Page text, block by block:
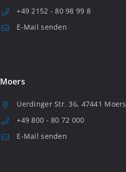
+49 2152 - 80 98 99 8
E-Mail senden
Moers
Uerdinger Str. 36, 47441 Moers
+49 800 - 80 72 000
E-Mail senden